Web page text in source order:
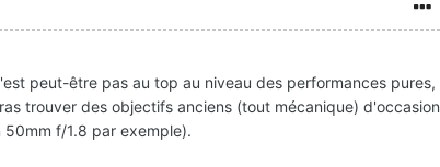
peut-être pas au top au niveau des performances pures,
trouver des objectifs anciens (tout mécanique) d'occasion
f/1.8 par exemple).